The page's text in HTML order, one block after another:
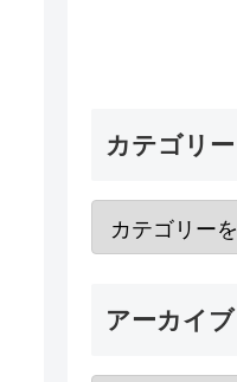
カテゴリー
アーカイブ